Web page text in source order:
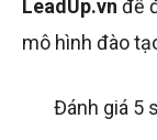
LeadUp.vn để
mô hình đào
Đánh giá 5